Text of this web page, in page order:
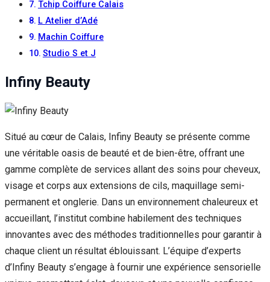
Tchip Coiffure Calais
L Atelier d’Adé
Machin Coiffure
Studio S et J
Infiny Beauty
Situé au cœur de Calais, Infiny Beauty se présente comme
une véritable oasis de beauté et de bien-être, offrant une
gamme complète de services allant des soins pour cheveux,
visage et corps aux extensions de cils, maquillage semi-
permanent et onglerie. Dans un environnement chaleureux et
accueillant, l’institut combine habilement des techniques
innovantes avec des méthodes traditionnelles pour garantir à
chaque client un résultat éblouissant. L’équipe d’experts
d’Infiny Beauty s’engage à fournir une expérience sensorielle